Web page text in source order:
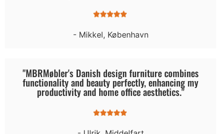
- Mikkel, København
"MBRMøbler's Danish design furniture combines
functionality and beauty perfectly, enhancing my
productivity and home office aesthetics."